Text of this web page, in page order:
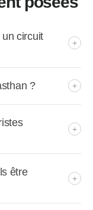
posées
circuit
?
être